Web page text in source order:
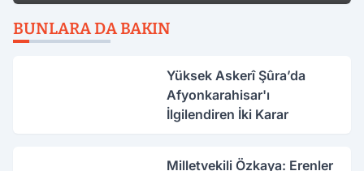
BUNLARA DA BAKIN
Yüksek Askerî Şûra’da
Afyonkarahisar'ı
İlgilendiren İki Karar
Milletvekili Özkaya: Erenler